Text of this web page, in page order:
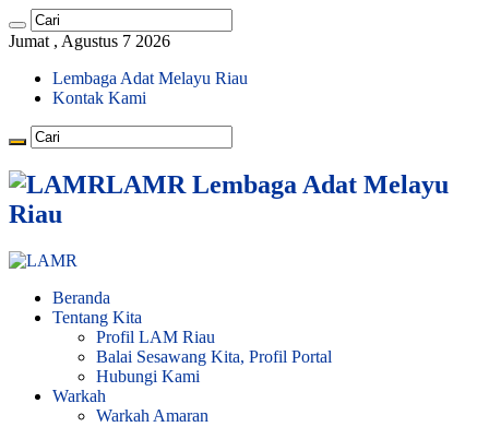
Jumat , Agustus 7 2026
Lembaga Adat Melayu Riau
Kontak Kami
LAMR Lembaga Adat Melayu
Riau
Beranda
Tentang Kita
Profil LAM Riau
Balai Sesawang Kita, Profil Portal
Hubungi Kami
Warkah
Warkah Amaran